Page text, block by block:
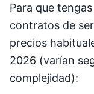
Para que
contratos de
precios
2026 (varían
complejidad):